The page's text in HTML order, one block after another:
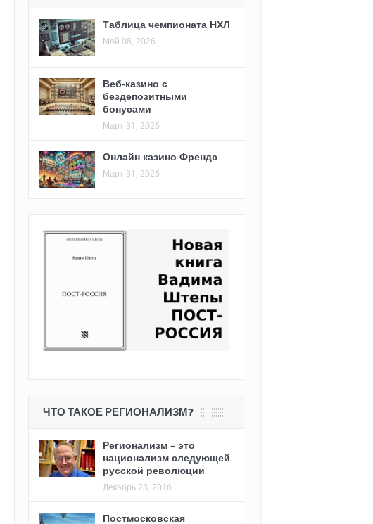
Таблица чемпионата НХЛ
Май 08, 2026
Веб-казино с
бездепозитными
бонусами
Март 31, 2026
Онлайн казино Френдс
Март 31, 2026
ЧТО ТАКОЕ РЕГИОНАЛИЗМ?
Регионализм – это
национализм следующей
русской революции
Декабрь 28, 2016
Постмосковская